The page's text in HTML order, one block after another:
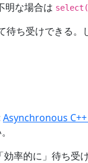
明な場合は
待ち受けできる
Asynchronous
率的に」待ち受